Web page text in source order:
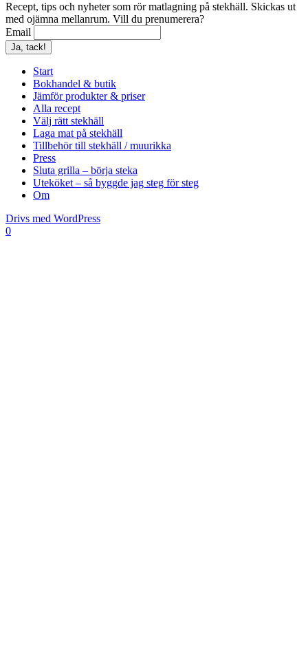
Recept, tips och nyheter som rör matlagning på stekhäll. Skickas ut
med ojämna mellanrum. Vill du prenumerera?
Email
Start
Bokhandel & butik
Jämför produkter & priser
Alla recept
Välj rätt stekhäll
Laga mat på stekhäll
Tillbehör till stekhäll / muurikka
Press
Sluta grilla – börja steka
Uteköket – så byggde jag steg för steg
Om
Drivs med WordPress
0